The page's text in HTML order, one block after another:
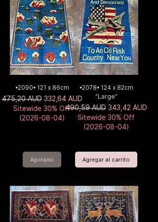
•2090• 121 x 86cm
Precio
475,20 AUD Precio de oferta
332,64 AUD
Sitewide 30% Off
(2026-08-04)
Agotado
•2078• 124 x 82cm
“Large”
Precio
490,59 AUD Precio de oferta
343,42 AUD
Sitewide 30% Off
(2026-08-04)
Agregar al carrito